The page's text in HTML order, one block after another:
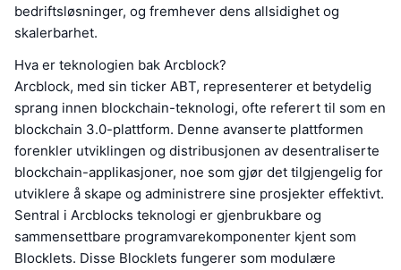
bedriftsløsninger, og fremhever dens allsidighet og
skalerbarhet.
Hva er teknologien bak Arcblock?
Arcblock, med sin ticker ABT, representerer et betydelig
sprang innen blockchain-teknologi, ofte referert til som en
blockchain 3.0-plattform. Denne avanserte plattformen
forenkler utviklingen og distribusjonen av desentraliserte
blockchain-applikasjoner, noe som gjør det tilgjengelig for
utviklere å skape og administrere sine prosjekter effektivt.
Sentral i Arcblocks teknologi er gjenbrukbare og
sammensettbare programvarekomponenter kjent som
Blocklets. Disse Blocklets fungerer som modulære